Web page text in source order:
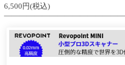
6,500円(税込)